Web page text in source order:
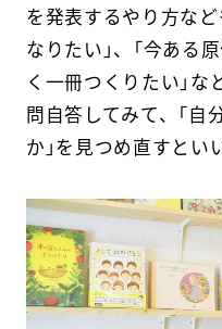
を発表するやり方な
なりたい」、「今ある
く一冊つくりたい」
問自答してみて、「
か」を見つめ直すとい